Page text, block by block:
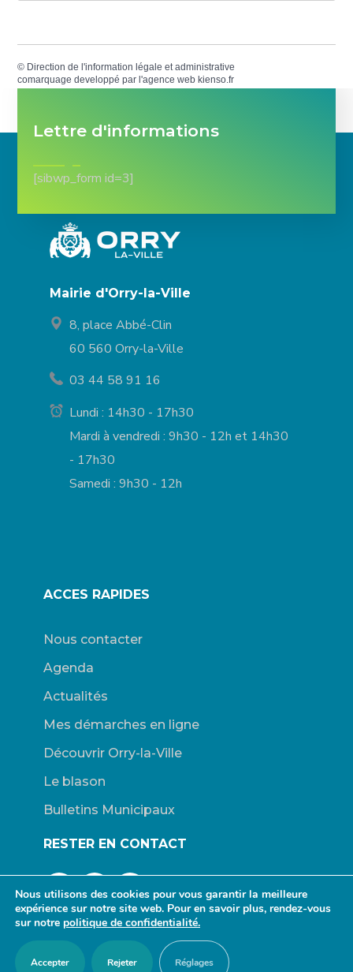
© Direction de l'information légale et administrative
comarquage developpé par l'agence web kienso.fr
Lettre d'informations
[sibwp_form id=3]
Mairie d'Orry-la-Ville
8, place Abbé-Clin
60 560 Orry-la-Ville
03 44 58 91 16
Lundi : 14h30 - 17h30
Mardi à vendredi : 9h30 - 12h et 14h30
- 17h30
Samedi : 9h30 - 12h
ACCES RAPIDES
Nous contacter
Agenda
Actualités
Mes démarches en ligne
Découvrir Orry-la-Ville
Le blason
Bulletins Municipaux
RESTER EN CONTACT
Connexion Mentions légales
Nous utilisons des cookies pour vous garantir la meilleure
expérience sur notre site web. Pour en savoir plus, rendez-vous
sur notre politique de confidentialité.
Accepter Rejeter Réglages